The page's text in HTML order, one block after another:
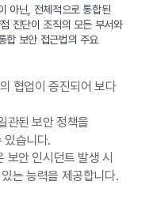
아닌, 전체적으로 통합된
진단이 조직의 모든 부서와
합 보안 접근법의 주요
협업이 증진되어 보다
관된 보안 정책을
있습니다.
보안 인시던트 발생 시
는 능력을 제공합니다.